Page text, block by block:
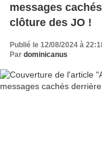
messages
clôture des JO !
Publié le 12/08/2024 à
Par dominicanus